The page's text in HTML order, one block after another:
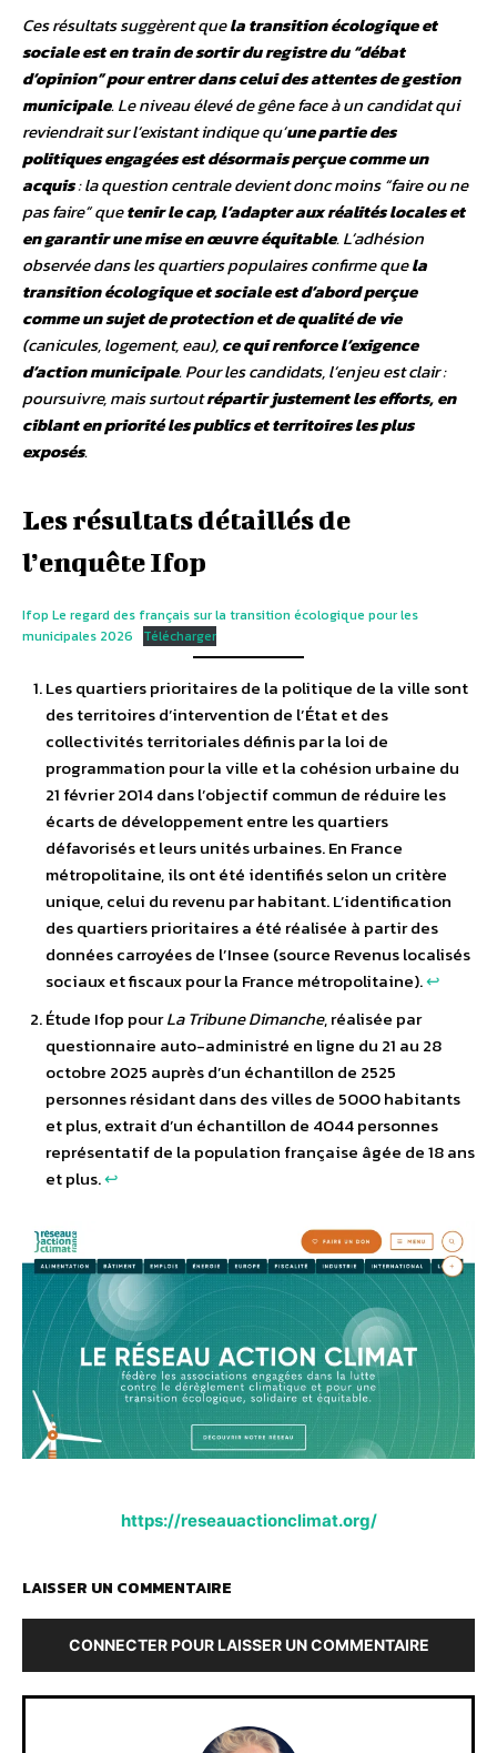
Ces résultats suggèrent quela transition écologique et
sociale est en train de sortir du registre du “débat
d’opinion” pour entrer dans celui des attentes de gestion
municipale. Le niveau élevé de gêne face à un candidat qui
reviendrait sur l’existant indique qu’une partie des
politiques engagées est désormais perçue comme un
acquis: la question centrale devient donc moins “faire ou ne
pas faire” quetenir le cap, l’adapter aux réalités locales et
en garantir une mise en œuvre équitable. L’adhésion
observée dans les quartiers populaires confirme quela
transition écologique et sociale est d’abord perçue
comme un sujet de protection et de qualité de vie
(canicules, logement, eau),ce qui renforce l’exigence
d’action municipale. Pour les candidats, l’enjeu est clair :
poursuivre, mais surtoutrépartir justement les efforts, en
ciblant en priorité les publics et territoires les plus
exposés.
Les résultats détaillés de
l’enquête Ifop
Ifop Le regard des français sur la transition écologique pour les
municipales 2026
Télécharger
Les quartiers prioritaires de la politique de la ville sont
des territoires d’intervention de l’État et des
collectivités territoriales définis par la loi de
programmation pour la ville et la cohésion urbaine du
21 février 2014 dans l’objectif commun de réduire les
écarts de développement entre les quartiers
défavorisés et leurs unités urbaines. En France
métropolitaine, ils ont été identifiés selon un critère
unique, celui du revenu par habitant. L’identification
des quartiers prioritaires a été réalisée à partir des
données carroyées de l’Insee (source Revenus localisés
sociaux et fiscaux pour la France métropolitaine).↩︎
Étude Ifop pourLa Tribune Dimanche, réalisée par
questionnaire auto-administré en ligne du 21 au 28
octobre 2025 auprès d’un échantillon de 2525
personnes résidant dans des villes de 5000 habitants
et plus, extrait d’un échantillon de 4044 personnes
représentatif de la population française âgée de 18 ans
et plus.↩︎
https://reseauactionclimat.org/
LAISSER UN COMMENTAIRE
CONNECTER POUR LAISSER UN COMMENTAIRE